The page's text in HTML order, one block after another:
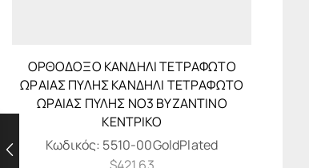
ΟΡΘΌΔΟΞΟ ΚΑΝΔΉΛΙ ΤΕΤΡΆΦΩΤΟ
ΩΡΑΊΑΣ ΠΎΛΗΣ ΚΑΝΔΉΛΙ ΤΕΤΡΆΦΩΤΟ
ΩΡΑΊΑΣ ΠΎΛΗΣ ΝΟ3 ΒΥΖΑΝΤΙΝΌ
ΚΕΝΤΡΙΚΌ
Κωδικός: 5510-00GoldPlated